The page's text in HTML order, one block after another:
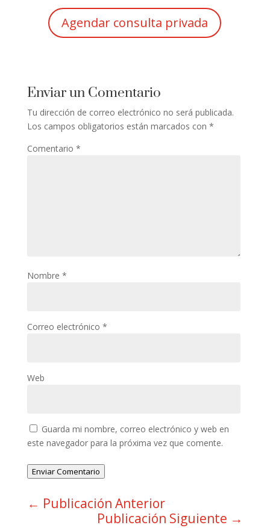
Agendar consulta privada
Enviar un Comentario
Tu dirección de correo electrónico no será publicada.
Los campos obligatorios están marcados con *
Comentario *
Nombre *
Correo electrónico *
Web
Guarda mi nombre, correo electrónico y web en
este navegador para la próxima vez que comente.
Enviar Comentario
← Publicación Anterior
Publicación Siguiente →